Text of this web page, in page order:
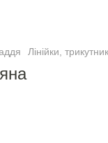
Лінійки,